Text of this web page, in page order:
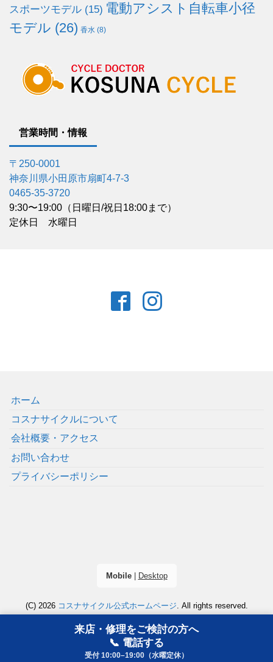
スポーツモデル (15) 電動アシスト自転車小径
モデル (26) 香水 (8)
営業時間・情報
〒250-0001
神奈川県小田原市扇町4-7-3
0465-35-3720
9:30〜19:00（日曜日/祝日18:00まで）
定休日 水曜日
ホーム
コスナサイクルについて
会社概要・アクセス
お問い合わせ
プライバシーポリシー
来店・修理をご検討の方へ
📞 電話する
受付 10:00–19:00（水曜定休）
Mobile| Desktop
(C) 2026 コスナサイクル公式ホームページ. All rights reserved.